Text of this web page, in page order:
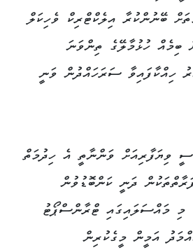
ބޭނުންކުރާ އިލެކްޓްރިކް ވެހިކަލް
ބިމެއް ހުޅުމާލޭގެ ތިންވަނަ
ހިއްކާފައިވާ ސަރަހައްދުން ވަނީ
ވިޔަފާރިއަށް ވަންނާތީ އެ ހިދުމަތް
ދަނީ ކަންބޮޑުވުން
މި މައްސަލައިގައި ޓްރާންސްޕޯޓު
އަމީން މީގެކުރިން